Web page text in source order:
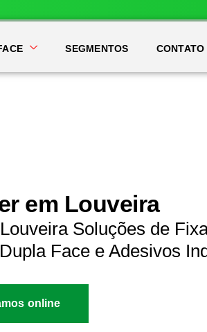
SEGMENTOS CONTATO
em Louveira
Soluções de
Face e Adesivos
online